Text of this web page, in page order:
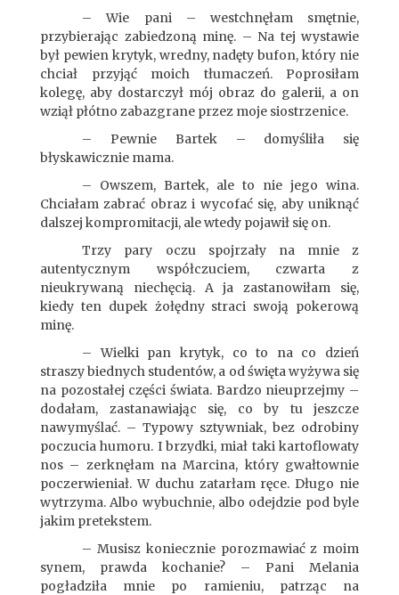
– Wie pani – westchnęłam smętnie,
przybierając zabiedzoną minę. – Na tej wystawie
był pewien krytyk, wredny, nadęty bufon, który nie
chciał przyjąć moich tłumaczeń. Poprosiłam
kolegę, aby dostarczył mój obraz do galerii, a on
wziął płótno zabazgrane przez moje siostrzenice.
– Pewnie Bartek – domyśliła się
błyskawicznie mama.
– Owszem, Bartek, ale to nie jego wina.
Chciałam zabrać obraz i wycofać się, aby uniknąć
dalszej kompromitacji, ale wtedy pojawił się on.
Trzy pary oczu spojrzały na mnie z
autentycznym współczuciem, czwarta z
nieukrywaną niechęcią. A ja zastanowiłam się,
kiedy ten dupek żołędny straci swoją pokerową
minę.
– Wielki pan krytyk, co to na co dzień
straszy biednych studentów, a od święta wyżywa się
na pozostałej części świata. Bardzo nieuprzejmy –
dodałam, zastanawiając się, co by tu jeszcze
nawymyślać. – Typowy sztywniak, bez odrobiny
poczucia humoru. I brzydki, miał taki kartoflowaty
nos – zerknęłam na Marcina, który gwałtownie
poczerwieniał. W duchu zatarłam ręce. Długo nie
wytrzyma. Albo wybuchnie, albo odejdzie pod byle
jakim pretekstem.
– Musisz koniecznie porozmawiać z moim
synem, prawda kochanie? – Pani Melania
pogładziła mnie po ramieniu, patrząc na